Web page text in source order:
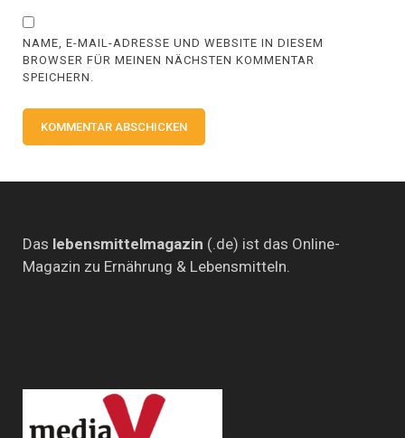
NAME, E-MAIL-ADRESSE UND WEBSITE IN DIESEM
BROWSER FÜR MEINEN NÄCHSTEN KOMMENTAR
SPEICHERN.
Das lebensmittelmagazin (.de) ist das Online-
Magazin zu Ernährung & Lebensmitteln.